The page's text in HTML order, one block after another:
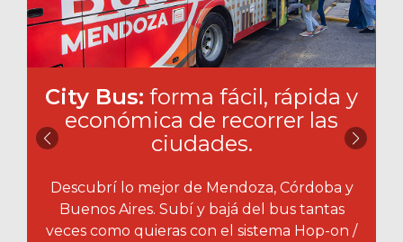
City Bus: forma fácil, rápida y
económica de recorrer las
ciudades.​
Descubrí lo mejor de Mendoza, Córdoba y
Buenos Aires. Subí y bajá del bus tantas
veces como quieras con el sistema Hop-on /